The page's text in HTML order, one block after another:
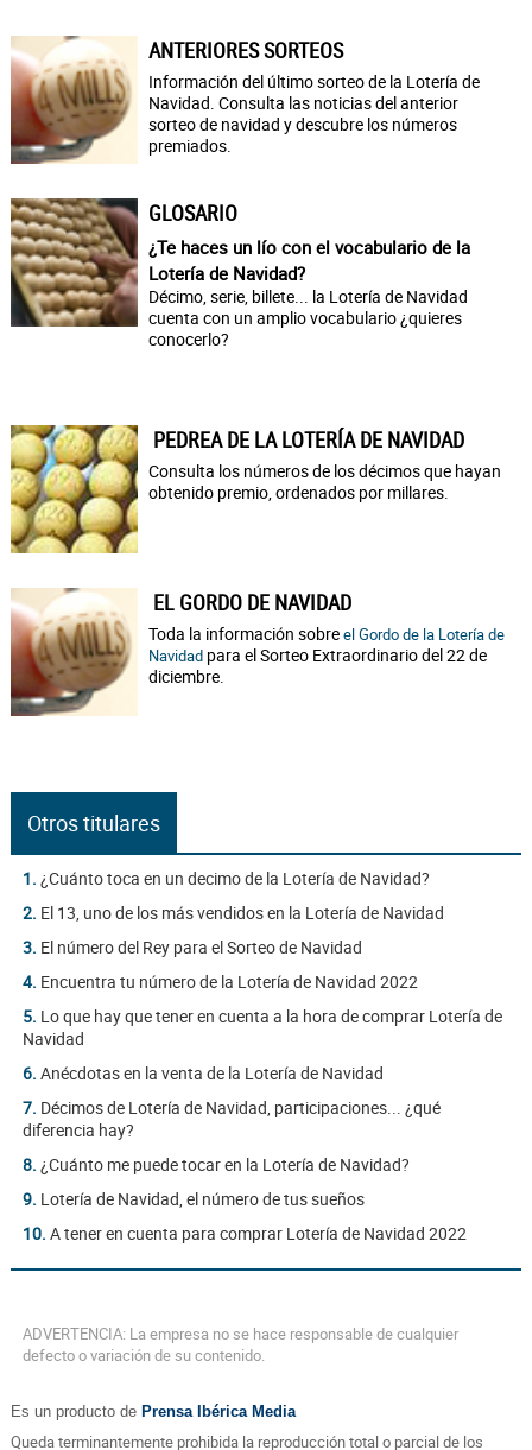
ANTERIORES SORTEOS
Información del último sorteo de la Lotería de
Navidad. Consulta las noticias del anterior
sorteo de navidad y descubre los números
premiados.
GLOSARIO
¿Te haces un lío con el vocabulario de la
Lotería de Navidad?
Décimo, serie, billete... la Lotería de Navidad
cuenta con un amplio vocabulario ¿quieres
conocerlo?
PEDREA DE LA LOTERÍA DE NAVIDAD
Consulta los números de los décimos que hayan
obtenido premio, ordenados por millares.
EL GORDO DE NAVIDAD
Toda la información sobreel Gordo de la Lotería de
Navidad para el Sorteo Extraordinario del 22 de
diciembre.
Otros titulares
1. ¿Cuánto toca en un decimo de la Lotería de Navidad?
2. El 13, uno de los más vendidos en la Lotería de Navidad
3. El número del Rey para el Sorteo de Navidad
4. Encuentra tu número de la Lotería de Navidad 2022
5. Lo que hay que tener en cuenta a la hora de comprar Lotería de
Navidad
6. Anécdotas en la venta de la Lotería de Navidad
7. Décimos de Lotería de Navidad, participaciones... ¿qué
diferencia hay?
8. ¿Cuánto me puede tocar en la Lotería de Navidad?
9. Lotería de Navidad, el número de tus sueños
10. A tener en cuenta para comprar Lotería de Navidad 2022
ADVERTENCIA: La empresa no se hace responsable de cualquier
defecto o variación de su contenido.
Es un producto de Prensa Ibérica Media
Queda terminantemente prohibida la reproducción total o parcial de los